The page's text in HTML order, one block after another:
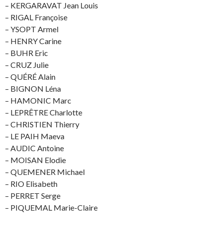
– KERGARAVAT Jean Louis
– RIGAL Françoise
– YSOPT Armel
– HENRY Carine
– BUHR Eric
– CRUZ Julie
– QUÉRÉ Alain
– BIGNON Léna
– HAMONIC Marc
– LEPRÊTRE Charlotte
– CHRISTIEN Thierry
– LE PAIH Maeva
– AUDIC Antoine
– MOISAN Elodie
– QUEMENER Michael
– RIO Elisabeth
– PERRET Serge
– PIQUEMAL Marie-Claire